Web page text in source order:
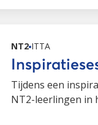
NT2 ITTA
Tijdens een
NT2-leerlingen in